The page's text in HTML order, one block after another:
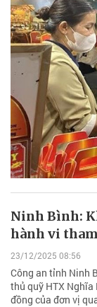
Ninh Bình:
hành vi
23/12/2025 08:56
Công an tỉnh Ninh
thủ quỹ HTX
đồng của đơn vị